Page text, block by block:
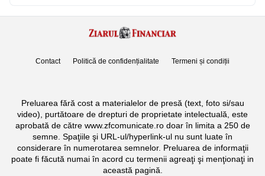
Contact Politică de confidențialitate Termeni și condiții
Preluarea fără cost a materialelor de presă (text, foto si/sau
video), purtătoare de drepturi de proprietate intelectuală, este
aprobată de către www.zfcomunicate.ro doar în limita a 250 de
semne. Spaţiile şi URL-ul/hyperlink-ul nu sunt luate în
considerare în numerotarea semnelor. Preluarea de informaţii
poate fi făcută numai în acord cu termenii agreaţi şi menţionaţi in
această pagină.